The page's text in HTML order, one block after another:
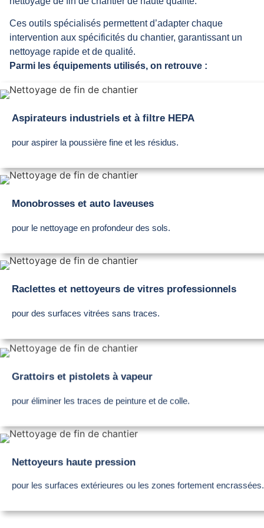
Ces outils spécialisés permettent d’adapter chaque
intervention aux spécificités du chantier, garantissant un
nettoyage rapide et de qualité.
Parmi les équipements utilisés, on retrouve :
Aspirateurs industriels et à filtre HEPA
pour aspirer la poussière fine et les résidus.
Monobrosses et auto laveuses
pour le nettoyage en profondeur des sols.
Raclettes et nettoyeurs de vitres professionnels
pour des surfaces vitrées sans traces.
Grattoirs et pistolets à vapeur
pour éliminer les traces de peinture et de colle.
Nettoyeurs haute pression
pour les surfaces extérieures ou les zones fortement encrassées.